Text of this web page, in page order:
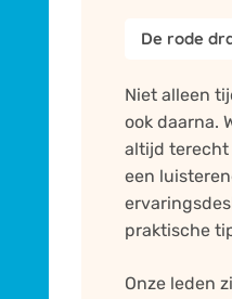
De rode
Niet alleen
ook daarna.
altijd terecht
een
praktische
Onze leden